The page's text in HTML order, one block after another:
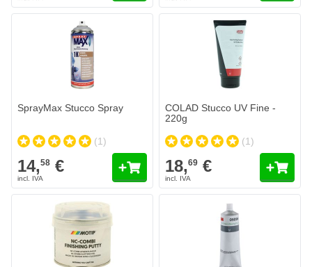
SprayMax Stucco Spray
(1)
14,58 €
COLAD Stucco UV Fine -
220g
(1)
18,69 €